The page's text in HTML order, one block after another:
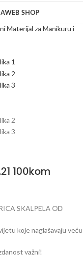
WEB SHOP
Materijal za Manikuru i
100kom
SKALPELA OD
koje naglašavaju veću
važni!